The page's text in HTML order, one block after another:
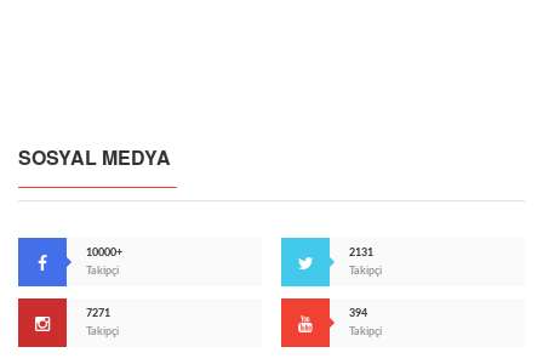
SOSYAL MEDYA
10000+
Takipçi
2131
Takipçi
7271
Takipçi
394
Takipçi